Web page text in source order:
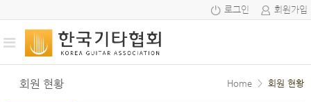
로그인 회원가입
회원 현황 Home > 회원 현황